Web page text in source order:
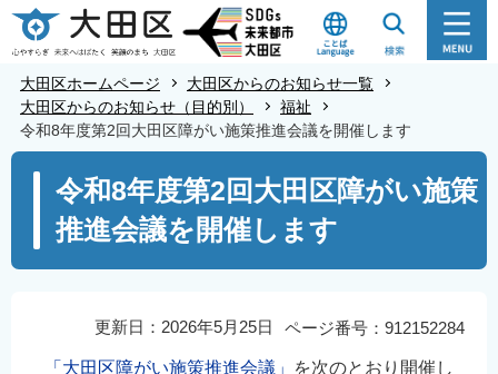
こ
の
の
大田区ホームページ
大田区からのお知らせ一覧
大田区からのお知らせ（目的別）
福祉
令和8年度第2回大田区障がい施策推進会議を開催します
令和8年度第2回大田区障がい施策
推進会議を開催します
ページ番号：912152284
更新日：2026年5月25日
「大田区障がい施策推進会議」
を次のとおり開催し